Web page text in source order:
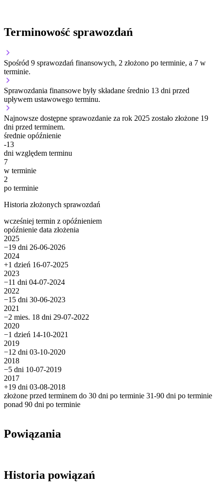
Terminowość sprawozdań
Spośród 9 sprawozdań finansowych, 2 złożono po terminie, a 7 w
terminie.
Sprawozdania finansowe były składane średnio 13 dni przed
upływem ustawowego terminu.
Najnowsze dostępne sprawozdanie za rok 2025 zostało złożone 19
dni przed terminem.
średnie opóźnienie
-13
dni względem terminu
7
w terminie
2
po terminie
Historia złożonych sprawozdań
wcześniej termin z opóźnieniem
opóźnienie data złożenia
2025
−19 dni 26-06-2026
2024
+1 dzień 16-07-2025
2023
−11 dni 04-07-2024
2022
−15 dni 30-06-2023
2021
−2 mies. 18 dni 29-07-2022
2020
−1 dzień 14-10-2021
2019
−12 dni 03-10-2020
2018
−5 dni 10-07-2019
2017
+19 dni 03-08-2018
złożone przed terminem do 30 dni po terminie 31-90 dni po terminie
ponad 90 dni po terminie
Powiązania
Historia powiązań